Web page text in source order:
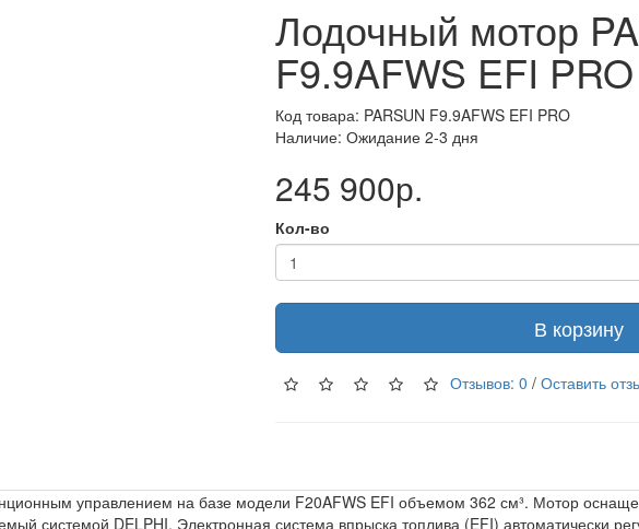
Лодочный мотор
F9.9AFWS EFI PRO
Код товара: PARSUN F9.9AFWS EFI PRO
Наличие: Ожидание 2-3 дня
245 900р.
Кол-во
В корзину
Отзывов: 0 / Оставить
управлением на базе модели F20AFWS EFI объемом 362 см³. Мотор
системой DELPHI. Электронная система впрыска топлива (EFI) автоматически